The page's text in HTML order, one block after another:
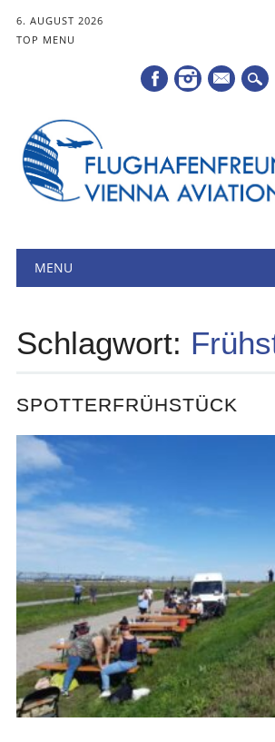
6. AUGUST 2026
TOP MENU
Mail
Hauptmenü
MENU
Schlagwort:
SPOTTERFRÜHSTÜCK